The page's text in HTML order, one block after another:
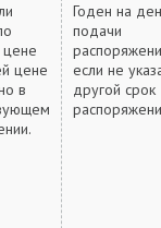
цене
цене
в
Годен на
подачи
если не
другой срок